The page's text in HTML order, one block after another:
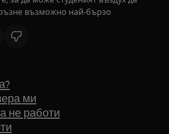
възможно най-бързо
ми
не работи